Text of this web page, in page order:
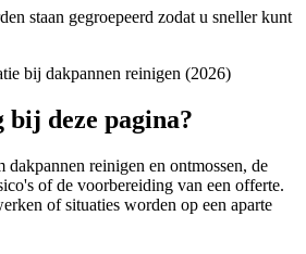
staan gegroepeerd zodat u sneller kunt
bij dakpannen reinigen (2026)
deze pagina?
dakpannen reinigen en ontmossen, de
of de voorbereiding van een offerte.
of situaties worden op een aparte